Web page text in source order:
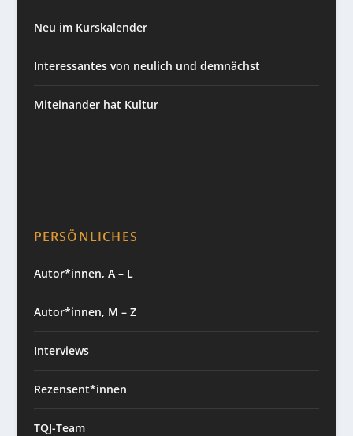
Neu im Kurskalender
Interessantes von neulich und demnächst
Miteinander hat Kultur
PERSÖNLICHES
Autor*innen, A – L
Autor*innen, M – Z
Interviews
Rezensent*innen
TQJ-Team